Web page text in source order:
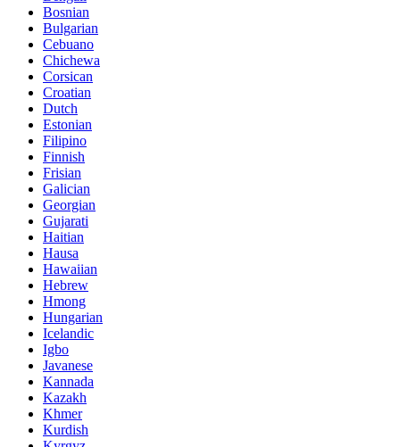
Bosnian
Bulgarian
Cebuano
Chichewa
Corsican
Croatian
Dutch
Estonian
Filipino
Finnish
Frisian
Galician
Georgian
Gujarati
Haitian
Hausa
Hawaiian
Hebrew
Hmong
Hungarian
Icelandic
Igbo
Javanese
Kannada
Kazakh
Khmer
Kurdish